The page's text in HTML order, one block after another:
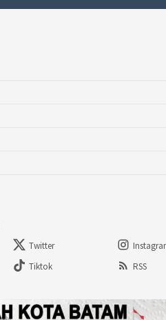
Twitter
Tiktok RSS